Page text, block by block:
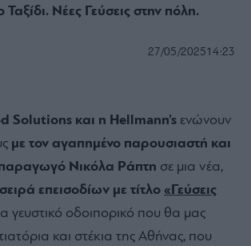
Νέες Γεύσεις στην πόλη.
27/05/202514:23
Solutions και η Hellmann’s ενώνουν
με τον αγαπημένο παρουσιαστή και
Νικόλα Ράπτη σε μια νέα,
σειρά επεισοδίων με τίτλο «Γεύσεις
γευστικό οδοιπορικό που θα μας
και στέκια της Αθήνας, που